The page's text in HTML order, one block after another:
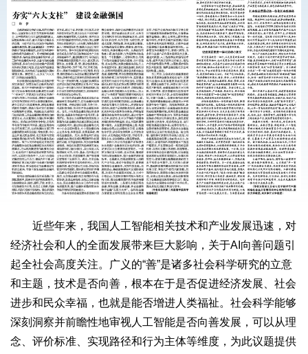
近些年来，我国人工智能相关技术和产业发展迅速，对
经济社会和人的全面发展带来巨大影响，关于AI向善问题引
起全社会高度关注。广义的“善”是诸多社会科学研究的立意
和主题，技术是否向善，根本在于是否促进经济发展、社会
进步和民众幸福，也就是能否增进人类福祉。社会科学能够
深刻洞察并前瞻性地审视人工智能是否向善发展，可以从理
念、评价标准、实现路径和行为主体等维度，为此议题提供